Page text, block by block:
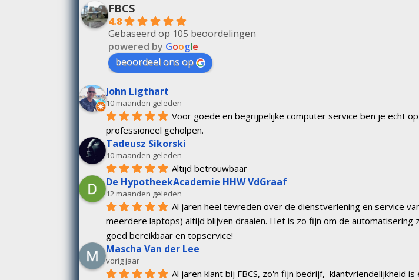
FBCS
4.8
Gebaseerd op 105 beoordelingen
powered by Google
beoordeel ons op
John Ligthart
10 maanden geleden
Voor goede en begrijpelijke computer service ben je echt
professioneel geholpen.
Tadeusz Sikorski
10 maanden geleden
Altijd betrouwbaar
De HypotheekAcademie HHW VdGraaf
12 maanden geleden
Al jaren heel tevreden over de dienstverlening en service
meerdere laptops) altijd blijven draaien. Het is zo fijn om de
goed bereikbaar en topservice!
Mascha Van der Lee
vorig jaar
Al jaren klant bij FBCS, zo'n fijn bedrijf,  klantvriendelijkheid